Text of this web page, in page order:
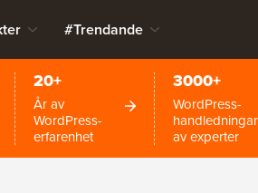
#Trendande
20+
År av
WordPress-
erfarenhet
3000+
WordPress-
handledningar
av experter